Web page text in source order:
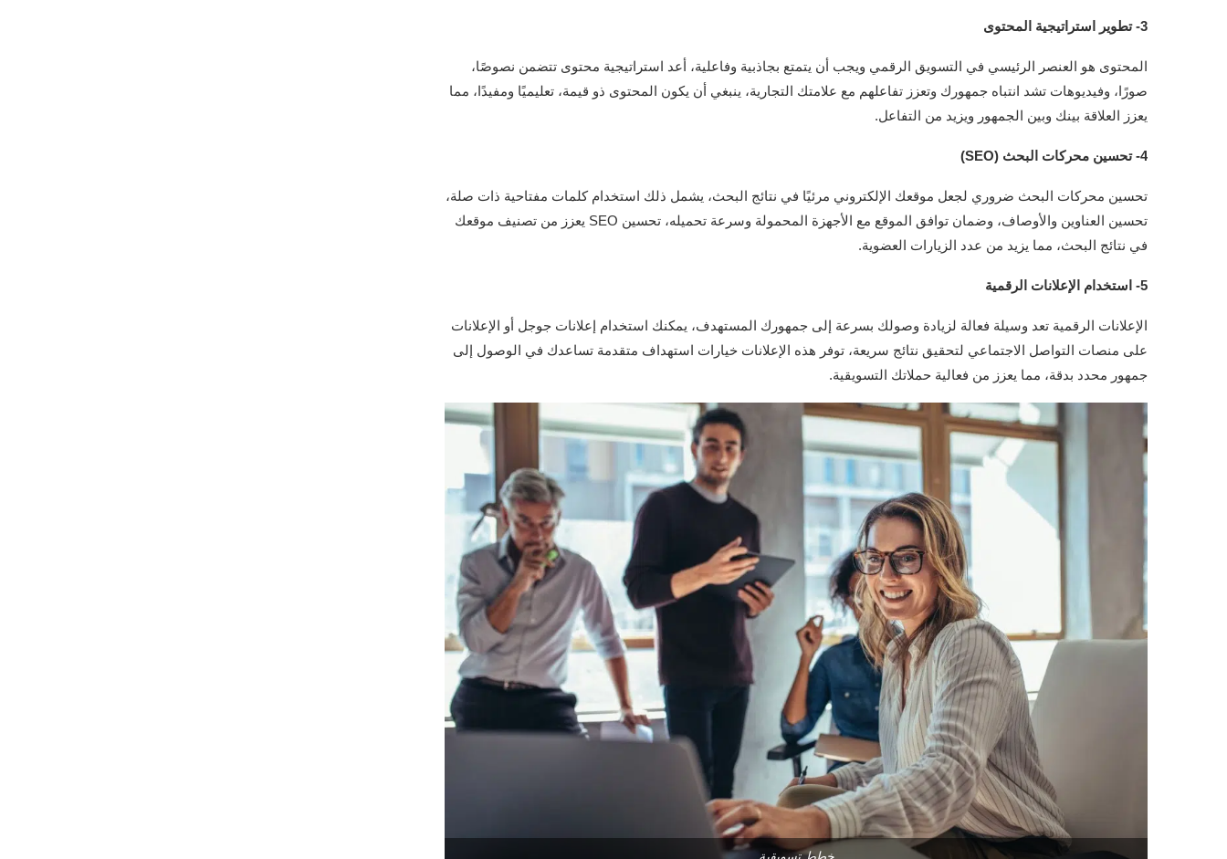
3- تطوير استراتيجية المحتوى
المحتوى هو العنصر الرئيسي في التسويق الرقمي ويجب أن يتمتع بجاذبية وفاعلية، أعد استراتيجية محتوى تتضمن نصوصًا،
صورًا، وفيديوهات تشد انتباه جمهورك وتعزز تفاعلهم مع علامتك التجارية، ينبغي أن يكون المحتوى ذو قيمة، تعليميًا ومفيدًا، مما
يعزز العلاقة بينك وبين الجمهور ويزيد من التفاعل.
4- تحسين محركات البحث (SEO)
تحسين محركات البحث ضروري لجعل موقعك الإلكتروني مرئيًا في نتائج البحث، يشمل ذلك استخدام كلمات مفتاحية ذات صلة،
تحسين العناوين والأوصاف، وضمان توافق الموقع مع الأجهزة المحمولة وسرعة تحميله، تحسين SEO يعزز من تصنيف موقعك
في نتائج البحث، مما يزيد من عدد الزيارات العضوية.
5- استخدام الإعلانات الرقمية
الإعلانات الرقمية تعد وسيلة فعالة لزيادة وصولك بسرعة إلى جمهورك المستهدف، يمكنك استخدام إعلانات جوجل أو الإعلانات
على منصات التواصل الاجتماعي لتحقيق نتائج سريعة، توفر هذه الإعلانات خيارات استهداف متقدمة تساعدك في الوصول إلى
جمهور محدد بدقة، مما يعزز من فعالية حملاتك التسويقية.